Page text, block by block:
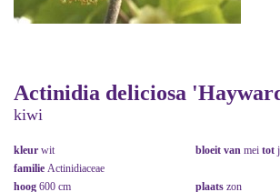
Actinidia deliciosa
kiwi
kleur wit bloeit van mei tot
familie Actinidiaceae
hoog 600 cm plaats zon